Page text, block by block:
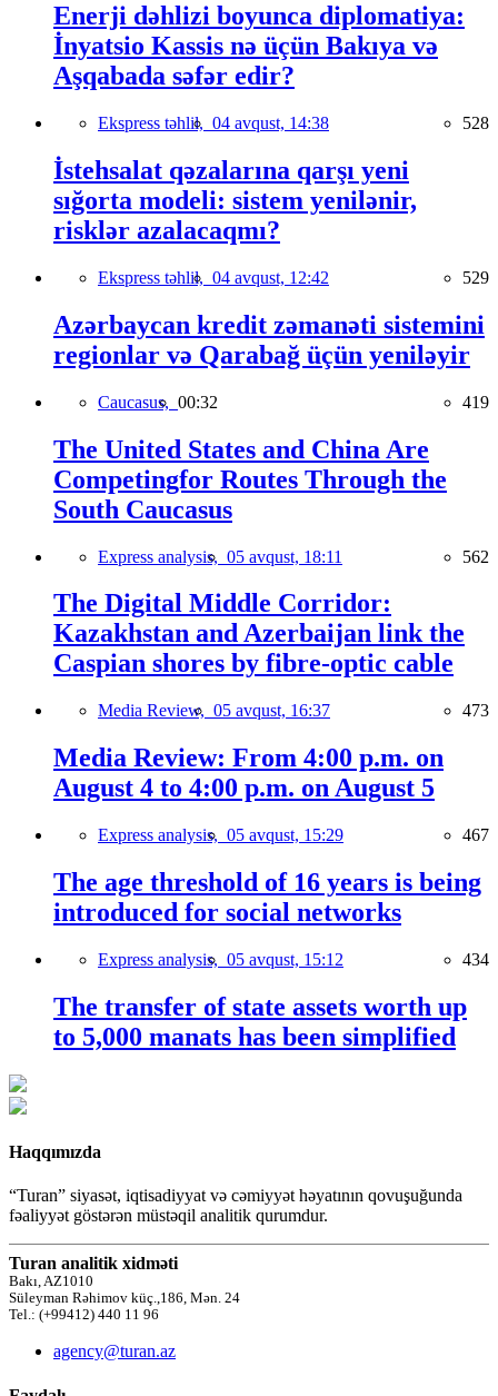
Enerji dəhlizi boyunca diplomatiya:
İnyatsio Kassis nə üçün Bakıya və
Aşqabada səfər edir?
Ekspress təhlil, 04 avqust, 14:38 528
İstehsalat qəzalarına qarşı yeni
sığorta modeli: sistem yenilənir,
risklər azalacaqmı?
Ekspress təhlil, 04 avqust, 12:42 529
Azərbaycan kredit zəmanəti sistemini
regionlar və Qarabağ üçün yeniləyir
Caucasus, 00:32 419
The United States and China Are
Competingfor Routes Through the
South Caucasus
Express analysis, 05 avqust, 18:11 562
The Digital Middle Corridor:
Kazakhstan and Azerbaijan link the
Caspian shores by fibre-optic cable
Media Review, 05 avqust, 16:37 473
Media Review: From 4:00 p.m. on
August 4 to 4:00 p.m. on August 5
Express analysis, 05 avqust, 15:29 467
The age threshold of 16 years is being
introduced for social networks
Express analysis, 05 avqust, 15:12 434
The transfer of state assets worth up
to 5,000 manats has been simplified
Haqqımızda
“Turan” siyasət, iqtisadiyyat və cəmiyyət həyatının qovuşuğunda
fəaliyyət göstərən müstəqil analitik qurumdur.
Turan analitik xidməti
Bakı, AZ1010
Süleyman Rəhimov küç.,186, Mən. 24
Tel.: (+99412) 440 11 96
agency@turan.az